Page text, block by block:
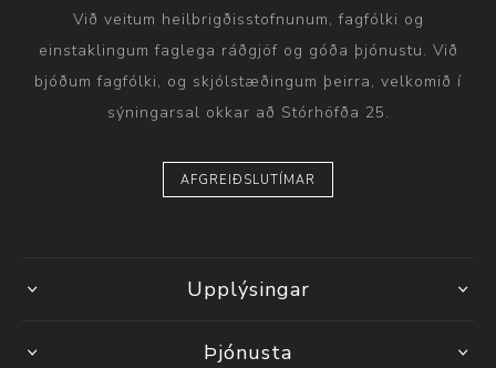
Við veitum heilbrigðisstofnunum, fagfólki og
einstaklingum faglega ráðgjöf og góða þjónustu. Við
bjóðum fagfólki, og skjólstæðingum þeirra, velkomið í
sýningarsal okkar að Stórhöfða 25.
AFGREIÐSLUTÍMAR
Upplýsingar
Þjónusta